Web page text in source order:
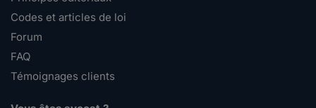
Codes et articles de loi
Forum
FAQ
Témoignages clients